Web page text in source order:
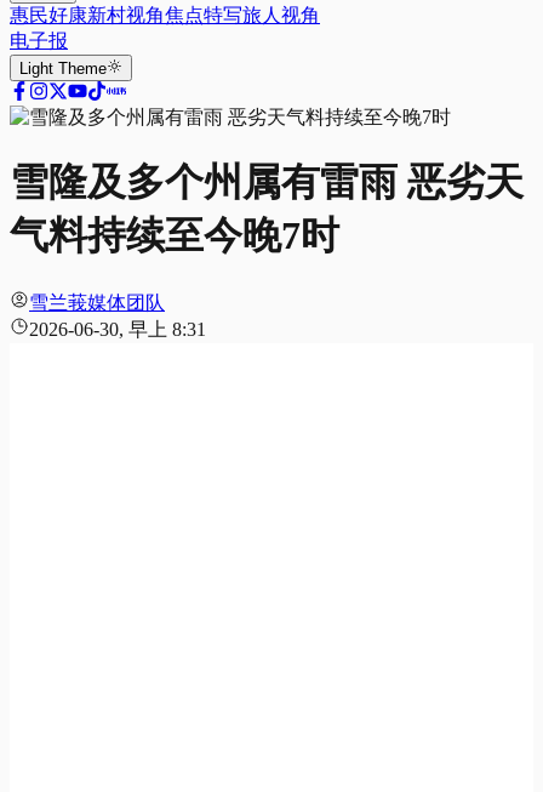
惠民好康新村视角焦点特写旅人视角
电子报
Light Theme
雪隆及多个州属有雷雨 恶劣天
气料持续至今晚7时
雪兰莪媒体团队
2026-06-30, 早上 8:31